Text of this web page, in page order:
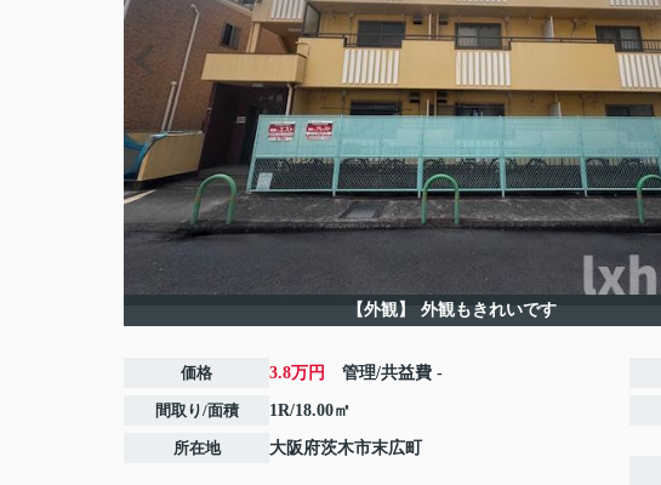
【外観】 外観もきれいです
価格 3.8万円 管理/共益費 -
間取り/面積 1R/18.00㎡
所在地 大阪府茨木市末広町